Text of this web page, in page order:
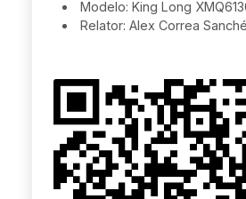
Modelo: King Long
Relator: Alex Correa